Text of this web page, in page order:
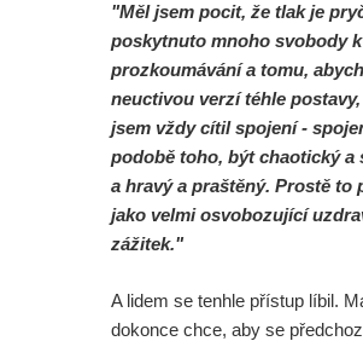
"Měl jsem pocit, že tlak je
poskytnuto mnoho svobody k
prozkoumávání a tomu,
neuctivou verzí téhle
jsem vždy cítil spojení -
podobě toho, být chaotický a
a hravý a praštěný. Prostě to
jako velmi osvobozující
zážitek."
A lidem se tenhle přístup líbil.
dokonce chce, aby se